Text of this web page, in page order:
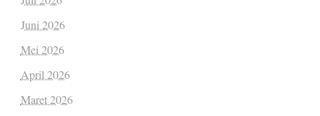
Juni 2026
Mei 2026
April 2026
Maret 2026